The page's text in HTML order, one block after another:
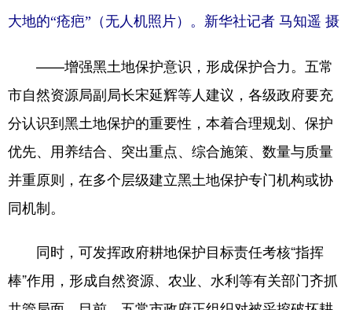
大地的“疮疤”（无人机照片）。新华社记者 马知遥 摄
——增强黑土地保护意识，形成保护合力。五常
市自然资源局副局长宋延辉等人建议，各级政府要充
分认识到黑土地保护的重要性，本着合理规划、保护
优先、用养结合、突出重点、综合施策、数量与质量
并重原则，在多个层级建立黑土地保护专门机构或协
同机制。
同时，可发挥政府耕地保护目标责任考核“指挥
棒”作用，形成自然资源、农业、水利等有关部门齐抓